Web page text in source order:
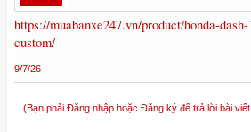
https://muabanxe247.vn/product/honda-
custom/
9/7/26
(Bạn phải Đăng nhập hoặc Đăng ký để trả lời bài